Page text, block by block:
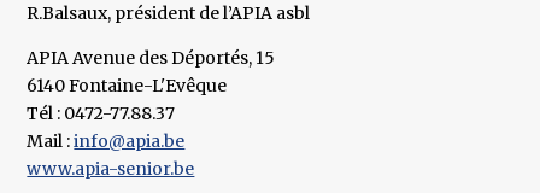
R.Balsaux, président de l’APIA asbl
APIA Avenue des Déportés, 15
6140 Fontaine-L'Evêque
Tél : 0472-77.88.37
Mail :info@apia.be
www.apia-senior.be